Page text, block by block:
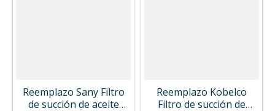
Reemplazo Sany Filtro
de succión de aceite
Reemplazo Kobelco
Filtro de succión de